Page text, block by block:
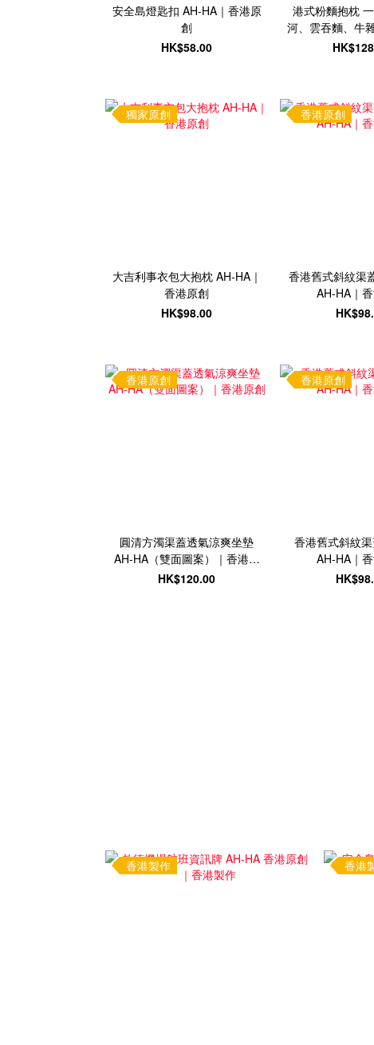
安全島燈匙扣 AH-HA｜香港原
創
HK$58.00
港式粉麵抱枕
河、雲吞麵、牛
香港
獨家原創
大吉利事衣包大抱枕 AH-HA｜
香港原創
HK$98.00
香港原創
香港舊式斜紋渠
AH-HA｜
香港原創
圓清方濁渠蓋透氣涼爽坐墊
AH-HA（雙面圖案）｜香港原
創
HK$120.00
香港原創
香港舊式斜紋
AH-HA｜
香港製作 香港